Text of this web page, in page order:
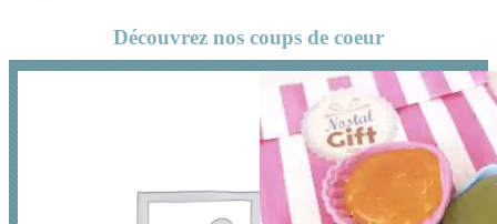
Découvrez nos coups de coeur